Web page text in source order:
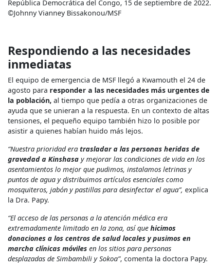
República Democrática del Congo, 15 de septiembre de 2022.
©Johnny Vianney Bissakonou/MSF
Respondiendo a las necesidades
inmediatas
El equipo de emergencia de MSF llegó a Kwamouth el 24 de
agosto para responder a las necesidades más urgentes de
la población, al tiempo que pedía a otras organizaciones de
ayuda que se unieran a la respuesta. En un contexto de altas
tensiones, el pequeño equipo también hizo lo posible por
asistir a quienes habían huido más lejos.
“Nuestra prioridad era trasladar a las personas heridas de
gravedad a Kinshasa y mejorar las condiciones de vida en los
asentamientos lo mejor que pudimos, instalamos letrinas y
puntos de agua y distribuimos artículos esenciales como
mosquiteros, jabón y pastillas para desinfectar el agua”, explica
la Dra. Papy.
“El acceso de las personas a la atención médica era
extremadamente limitado en la zona, así que hicimos
donaciones a los centros de salud locales y pusimos en
marcha clínicas móviles en los sitios para personas
desplazadas de Simbambili y Sokoa”, comenta la doctora Papy.